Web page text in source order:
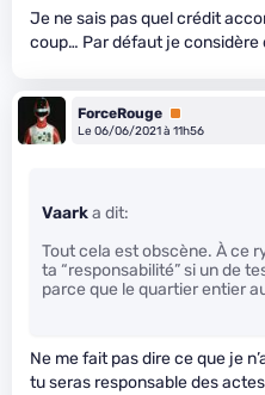
Je ne sais pas quel crédit
coup… Par défaut je
ForceRouge Premium
Le 06/06/2021 à 11h56
Vaarka dit:
Tout cela est obscène. À ce
ta “responsabilité” si un de
parce que le quartier entier
Ne me fait pas dire ce que je
tu seras responsable des